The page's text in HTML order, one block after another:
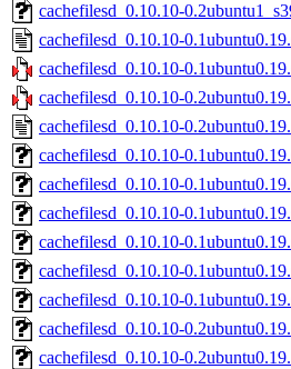
cachefilesd_0.10.10-
cachefilesd_0.10.10-
cachefilesd_0.10.10-
cachefilesd_0.10.10-
cachefilesd_0.10.10-
cachefilesd_0.10.10-
cachefilesd_0.10.10-
cachefilesd_0.10.10-
cachefilesd_0.10.10-
cachefilesd_0.10.10-
cachefilesd_0.10.10-
cachefilesd_0.10.10-
cachefilesd_0.10.10-